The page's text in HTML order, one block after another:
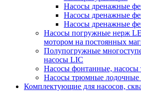
Насосы дренажные
Насосы дренажные
Насосы дренажные
Насосы погружные нерж
мотором на постоянных
Полупогружные
насосы LIC
Насосы фонтанные, насосы
Насосы трюмные лодочные
Комплектующие для насосов,